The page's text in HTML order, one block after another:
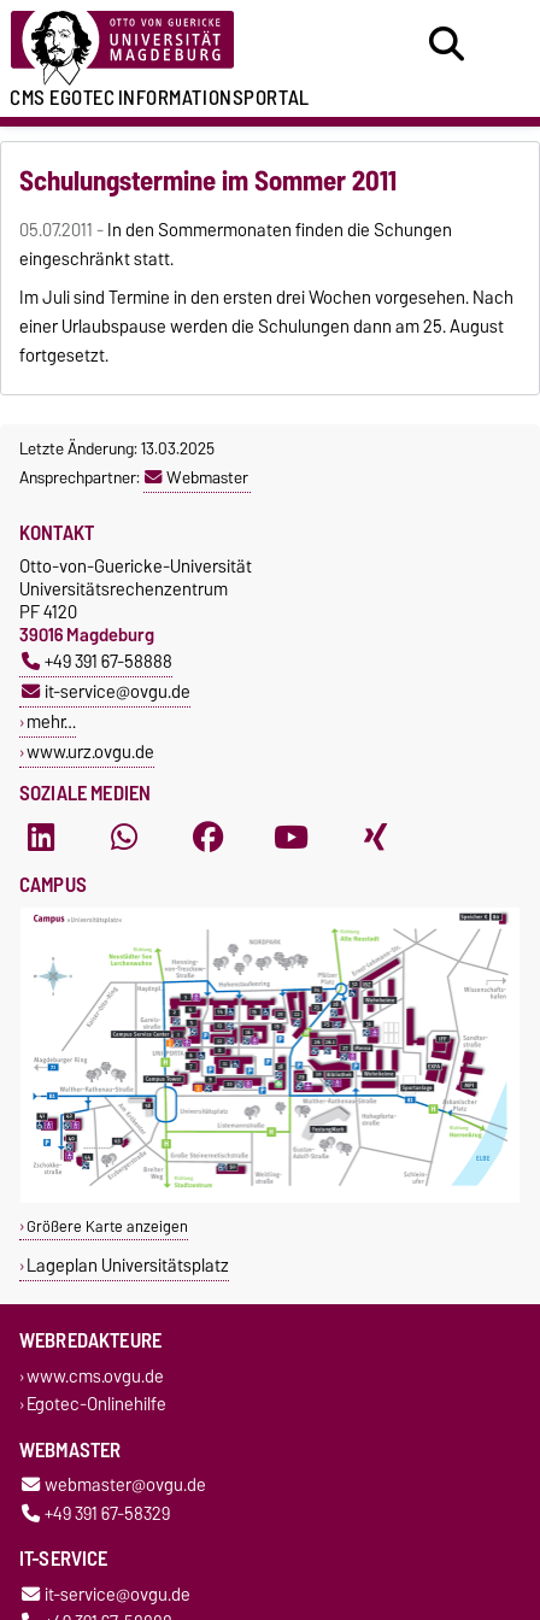
CMS EGOTECINFORMATIONSPORTAL
Schulungstermine im Sommer 2011
05.07.2011 -In den Sommermonaten finden die Schungen
eingeschränkt statt.
Im Juli sind Termine in den ersten drei Wochen vorgesehen. Nach
einer Urlaubspause werden die Schulungen dann am 25. August
fortgesetzt.
Letzte Änderung: 13.03.2025
Ansprechpartner:
Webmaster
SOZIALE MEDIEN
KONTAKT
Otto-von-Guericke-Universität
Universitätsrechenzentrum
PF 4120
39016 Magdeburg
+49 391 67-58888
it-service@ovgu.de
mehr…
www.urz.ovgu.de
CAMPUS
Größere Karte anzeigen
Lageplan Universitätsplatz
WEBREDAKTEURE
www.cms.ovgu.de
Egotec-Onlinehilfe
WEBMASTER
webmaster@ovgu.de
+49 391 67-58329
IT-SERVICE
it-service@ovgu.de